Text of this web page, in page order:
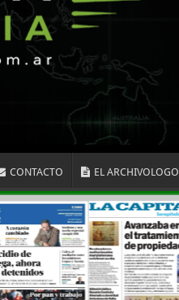
CONTACTO EL ARCHIVOLOGO